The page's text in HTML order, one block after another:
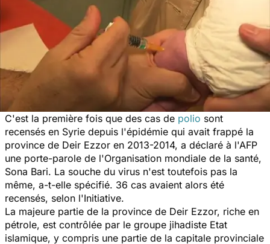
C'est la première fois que des cas de polio sont
recensés en Syrie depuis l'épidémie qui avait frappé la
province de Deir Ezzor en 2013-2014, a déclaré à l'AFP
une porte-parole de l'Organisation mondiale de la santé,
Sona Bari. La souche du virus n'est toutefois pas la
même, a-t-elle spécifié. 36 cas avaient alors été
recensés, selon l'Initiative.
La majeure partie de la province de Deir Ezzor, riche en
pétrole, est contrôlée par le groupe jihadiste Etat
islamique, y compris une partie de la capitale provinciale